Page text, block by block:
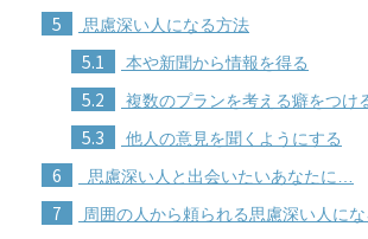
5 思慮深い人になる方法
5.1 本や新聞から情報を得る
5.2 複数のプランを考える癖をつけ
5.3 他人の意見を聞くようにする
6 思慮深い人と出会いたいあなたに…
7 周囲の人から頼られる思慮深い人にな